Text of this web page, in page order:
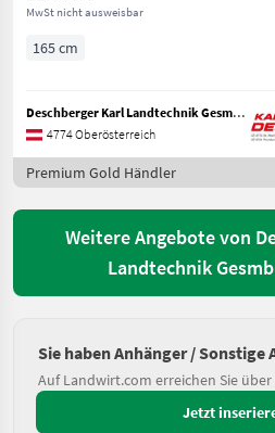
MwSt nicht ausweisbar
165 cm
Deschberger Karl Landtechnik GesmbH & Co KG
4774 Oberösterreich
Premium Gold Händler
Weitere Angebote von
Landtechnik
Sie haben Anhänger / Sonstige
Auf Landwirt.com erreichen Sie
Jetzt